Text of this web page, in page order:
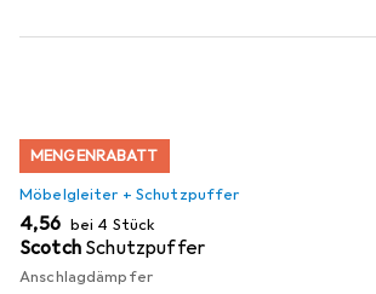
MENGENRABATT
Möbelgleiter + Schutzpuffer
EUR
4,56 bei 4 Stück
Scotch Schutzpuffer
Anschlagdämpfer